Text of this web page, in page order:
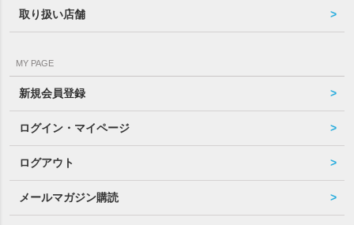
取り扱い店舗
MY PAGE
新規会員登録
ログイン・マイページ
ログアウト
メールマガジン購読